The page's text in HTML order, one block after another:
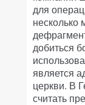
для
несколько
добиться
является
церкви. В
считать